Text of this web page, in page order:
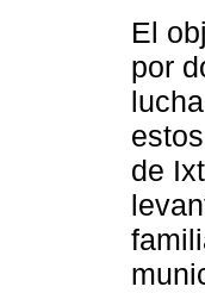
El
por
de